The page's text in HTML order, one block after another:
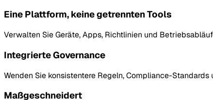
Eine Plattform, keine getrennten Tools
Verwalten Sie Geräte, Apps, Richtlinien und
Integrierte Governance
Wenden Sie konsistentere Regeln, Compliance-
Maßgeschneidert